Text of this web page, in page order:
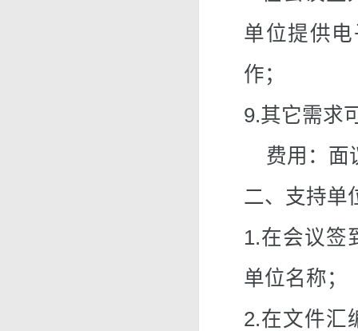
单位提供
作；
9.其它需求
费用：面
二、支持单
1.在会议签
单位名称；
2.在文件汇